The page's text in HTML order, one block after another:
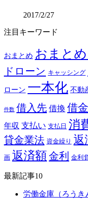
2017/2/27
注目キーワード
おまとめ おまと
ドローン キャッシング
ローン 一本化 不動
件数 借入先 借換 借金
年収 支払い 支払日 消
貸金業法 資金繰り 返
画 返済額金利 金利
最新記事10
労働金庫（ろうき